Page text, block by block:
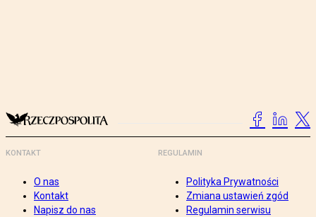
KONTAKT
O nas
Kontakt
Napisz do nas
REGULAMIN
Polityka Prywatności
Zmiana ustawień zgód
Regulamin serwisu